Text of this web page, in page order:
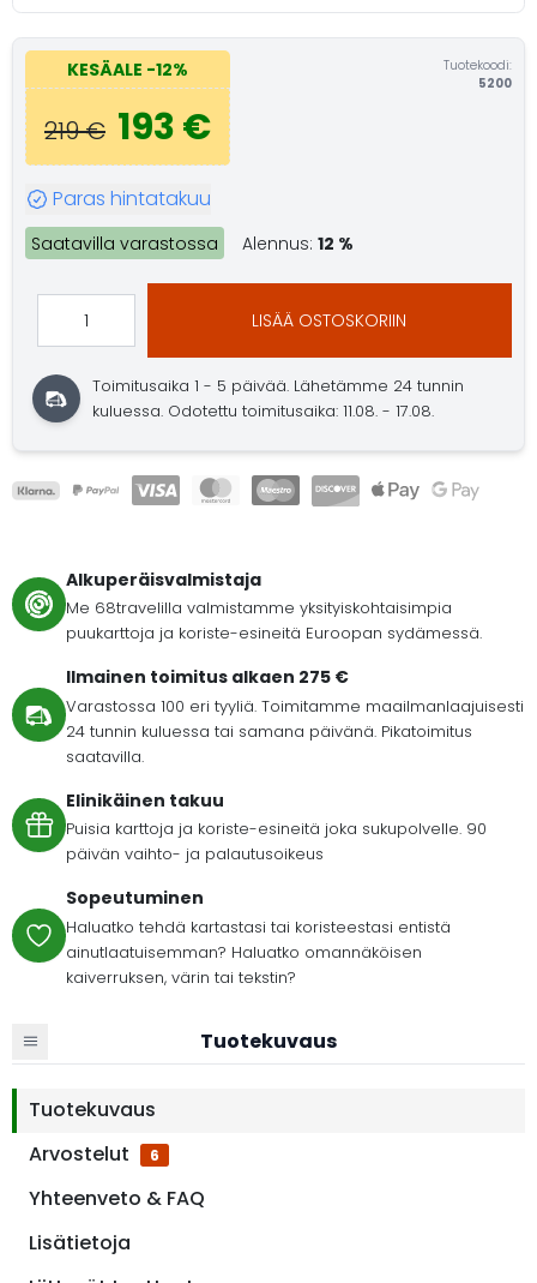
KESÄALE -12%
219 € 193 €
Tuotekoodi:
5200
Paras hintatakuu
Saatavilla varastossa Alennus: 12 %
LISÄÄ OSTOSKORIIN
Toimitusaika 1 - 5 päivää. Lähetämme 24 tunnin
kuluessa. Odotettu toimitusaika: 11.08. - 17.08.
Alkuperäisvalmistaja
Me 68travelilla valmistamme yksityiskohtaisimpia
puukarttoja ja koriste-esineitä Euroopan sydämessä.
Ilmainen toimitus alkaen 275 €
Varastossa 100 eri tyyliä. Toimitamme maailmanlaajuisesti
24 tunnin kuluessa tai samana päivänä. Pikatoimitus
saatavilla.
Elinikäinen takuu
Puisia karttoja ja koriste-esineitä joka sukupolvelle. 90
päivän vaihto- ja palautusoikeus
Sopeutuminen
Haluatko tehdä kartastasi tai koristeestasi entistä
ainutlaatuisemman? Haluatko omannäköisen
kaiverruksen, värin tai tekstin?
Tuotekuvaus
Tuotekuvaus
Arvostelut
6
Yhteenveto & FAQ
Lisätietoja